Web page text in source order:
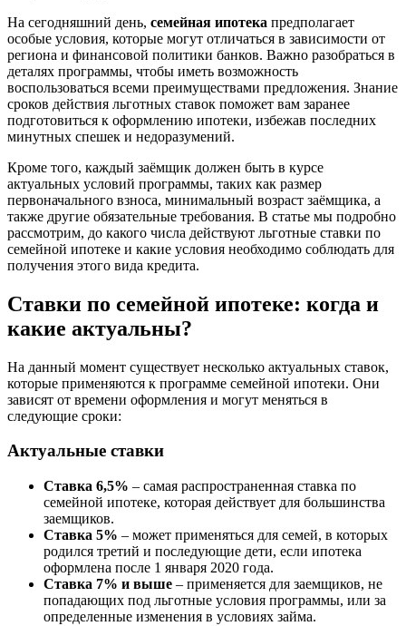
На сегодняшний день, семейная ипотека предполагает
особые условия, которые могут отличаться в зависимости от
региона и финансовой политики банков. Важно разобраться в
деталях программы, чтобы иметь возможность
воспользоваться всеми преимуществами предложения. Знание
сроков действия льготных ставок поможет вам заранее
подготовиться к оформлению ипотеки, избежав последних
минутных спешек и недоразумений.
Кроме того, каждый заёмщик должен быть в курсе
актуальных условий программы, таких как размер
первоначального взноса, минимальный возраст заёмщика, а
также другие обязательные требования. В статье мы подробно
рассмотрим, до какого числа действуют льготные ставки по
семейной ипотеке и какие условия необходимо соблюдать для
получения этого вида кредита.
Ставки по семейной ипотеке: когда и
какие актуальны?
На данный момент существует несколько актуальных ставок,
которые применяются к программе семейной ипотеки. Они
зависят от времени оформления и могут меняться в
следующие сроки:
Актуальные ставки
Ставка 6,5% – самая распространенная ставка по
семейной ипотеке, которая действует для большинства
заемщиков.
Ставка 5% – может применяться для семей, в которых
родился третий и последующие дети, если ипотека
оформлена после 1 января 2020 года.
Ставка 7% и выше – применяется для заемщиков, не
попадающих под льготные условия программы, или за
определенные изменения в условиях займа.